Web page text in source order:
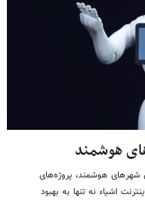
شهرهای هوشمند، پروژه‌های
اشیاء نه تنها به بهبود